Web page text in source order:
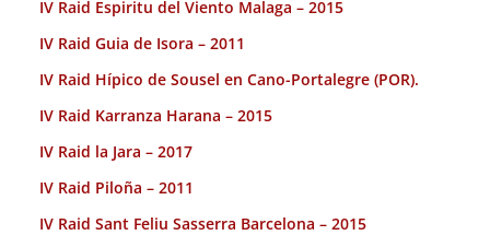
IV Raid Espiritu del Viento Malaga – 2015
IV Raid Guia de Isora – 2011
IV Raid Hípico de Sousel en Cano-Portalegre (POR).
IV Raid Karranza Harana – 2015
IV Raid la Jara – 2017
IV Raid Piloña – 2011
IV Raid Sant Feliu Sasserra Barcelona – 2015